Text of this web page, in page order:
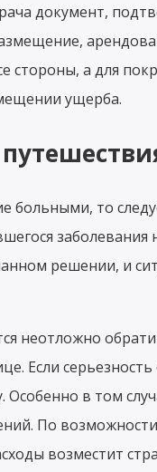
документ,
стороны, а для
ущерба.
больными, то
заболевания
решении, и
неотложно
Если
в том
По
возместит